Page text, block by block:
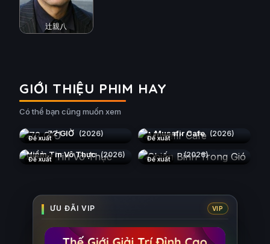
辻親八
GIỚI THIỆU PHIM HAY
Có thể bạn cũng muốn xem
Đề xuất72 GIỜ (2026) Đề xuất
Musafir Cafe (2026)
Đề xuất
Niềm Tin Vô Thực (2026) Đề xuất (2026)